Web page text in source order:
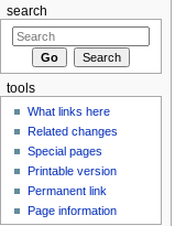
search
tools
What links here
Related changes
Special pages
Printable version
Permanent link
Page information